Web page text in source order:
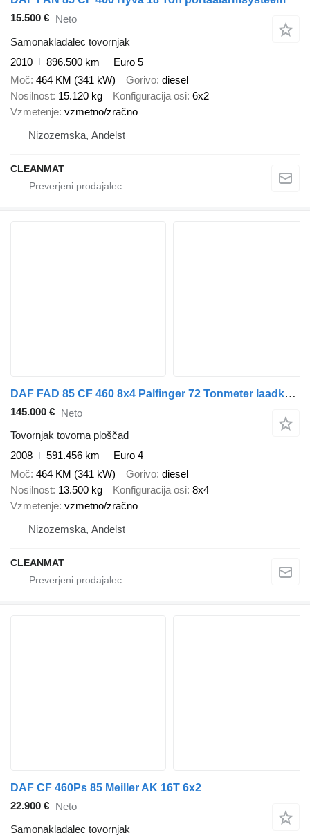
15.500 € Neto
Samonakladalec tovornjak
2010
896.500 km
Euro 5
Moč 464 KM (341 kW) Gorivo diesel
Nosilnost 15.120 kg Konfiguracija osi 6x2
Vzmetenje vzmetno/zračno
Nizozemska, Andelst
CLEANMAT
DAF FAD 85 CF 460 8x4 Palfinger 72 Tonmeter laadkraan + Fly-Jib!
145.000 € Neto
Tovornjak tovorna ploščad
2008
591.456 km
Euro 4
Moč 464 KM (341 kW) Gorivo diesel
Nosilnost 13.500 kg Konfiguracija osi 8x4
Vzmetenje vzmetno/zračno
Nizozemska, Andelst
CLEANMAT
DAF CF 460Ps 85 Meiller AK 16T 6x2
22.900 € Neto
Samonakladalec tovornjak